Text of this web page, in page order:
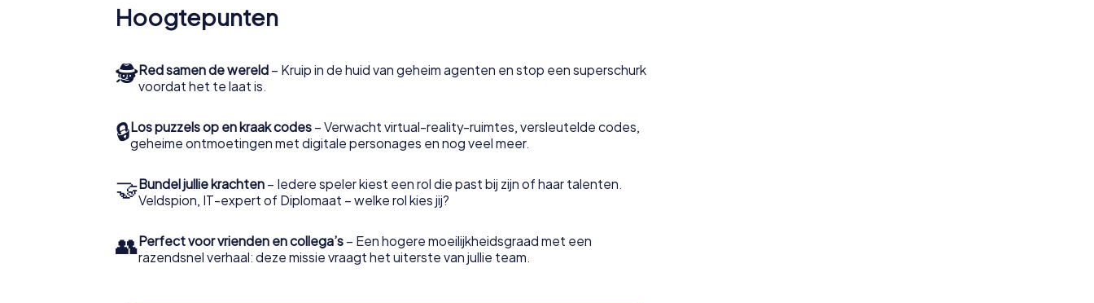
Hoogtepunten
🕵Red samen de wereld – Kruip in de huid van geheim agenten en stop een superschurk
voordat het te laat is.
🔒Los puzzels op en kraak codes – Verwacht virtual-reality-ruimtes, versleutelde codes,
geheime ontmoetingen met digitale personages en nog veel meer.
🤝Bundel jullie krachten – Iedere speler kiest een rol die past bij zijn of haar talenten.
Veldspion, IT-expert of Diplomaat – welke rol kies jij?
👥Perfect voor vrienden en collega’s – Een hogere moeilijkheidsgraad met een
razendsnel verhaal: deze missie vraagt het uiterste van jullie team.